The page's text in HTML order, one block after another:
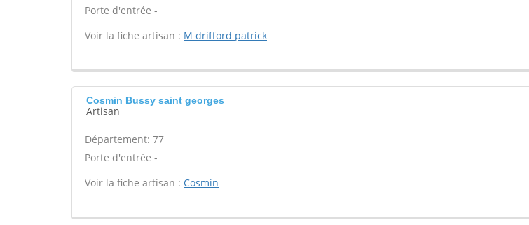
Porte d'entrée -
Voir la fiche artisan : M drifford patrick
Cosmin Bussy saint georges
Artisan
Département: 77
Porte d'entrée -
Voir la fiche artisan : Cosmin